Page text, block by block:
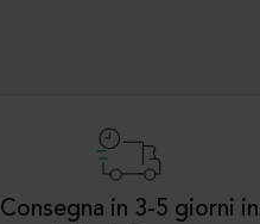
Consegna in 3-5 giorni in